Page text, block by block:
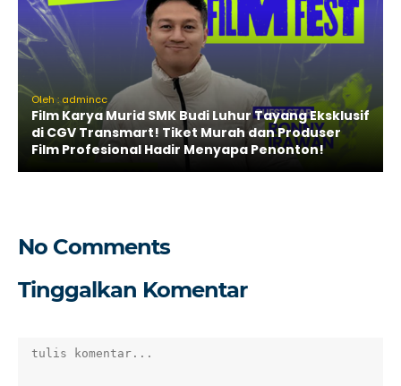
Oleh : admincc
Film Karya Murid SMK Budi Luhur Tayang Eksklusif
di CGV Transmart! Tiket Murah dan Produser
Film Profesional Hadir Menyapa Penonton!
No Comments
Tinggalkan Komentar